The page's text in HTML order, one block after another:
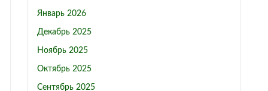
Январь 2026
Декабрь 2025
Ноябрь 2025
Октябрь 2025
Сентябрь 2025